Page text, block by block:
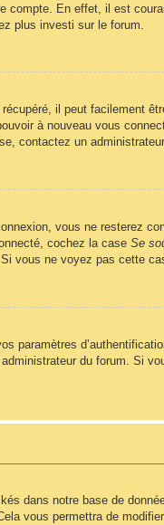
compte. En effet, il est
plus investi sur le forum.
il peut facilement
à nouveau vous
contactez un
vous ne resterez
cochez la case Se
vous ne voyez pas cette
paramètres
du forum. Si
dans notre base de
vous permettra de